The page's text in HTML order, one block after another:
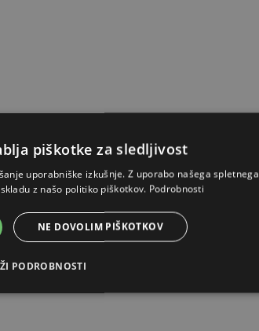
piškotke za sledljivost
uporabniške izkušnje. Z uporabo našega spletnega
z našo politiko piškotkov. Podrobnosti
NE DOVOLIM PIŠKOTKOV
PODROBNOSTI